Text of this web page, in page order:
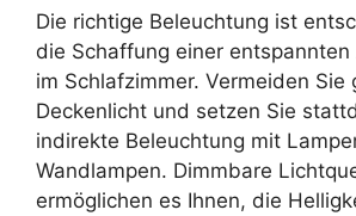
Die richtige Beleuchtung ist
die Schaffung einer entspannten
im Schlafzimmer. Vermeiden Sie
Deckenlicht und setzen Sie
indirekte Beleuchtung mit
Wandlampen. Dimmbare
ermöglichen es Ihnen, die